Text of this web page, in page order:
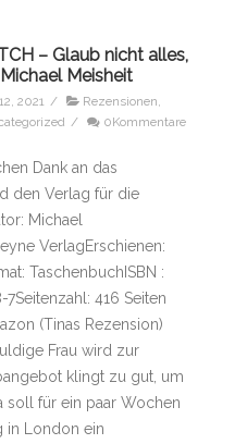
– Glaub nicht alles,
Meisheit
2021 / Rezensionen,
/ 0Kommentare
Dank an das
den Verlag für die
Michael
VerlagErschienen:
TaschenbuchISBN :
416 Seiten
(Tinas Rezension)
Frau wird zur
klingt zu gut, um
soll für ein paar Wochen
in London ein